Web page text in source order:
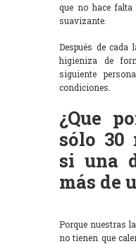
que no hace
suavizante.
Después de cada
higieniza de
siguiente
condiciones.
¿Que
sólo 30
si una
más de
Porque nuestras
no tienen que